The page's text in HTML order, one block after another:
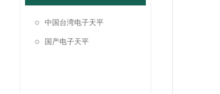
中国台湾电子天平
国产电子天平